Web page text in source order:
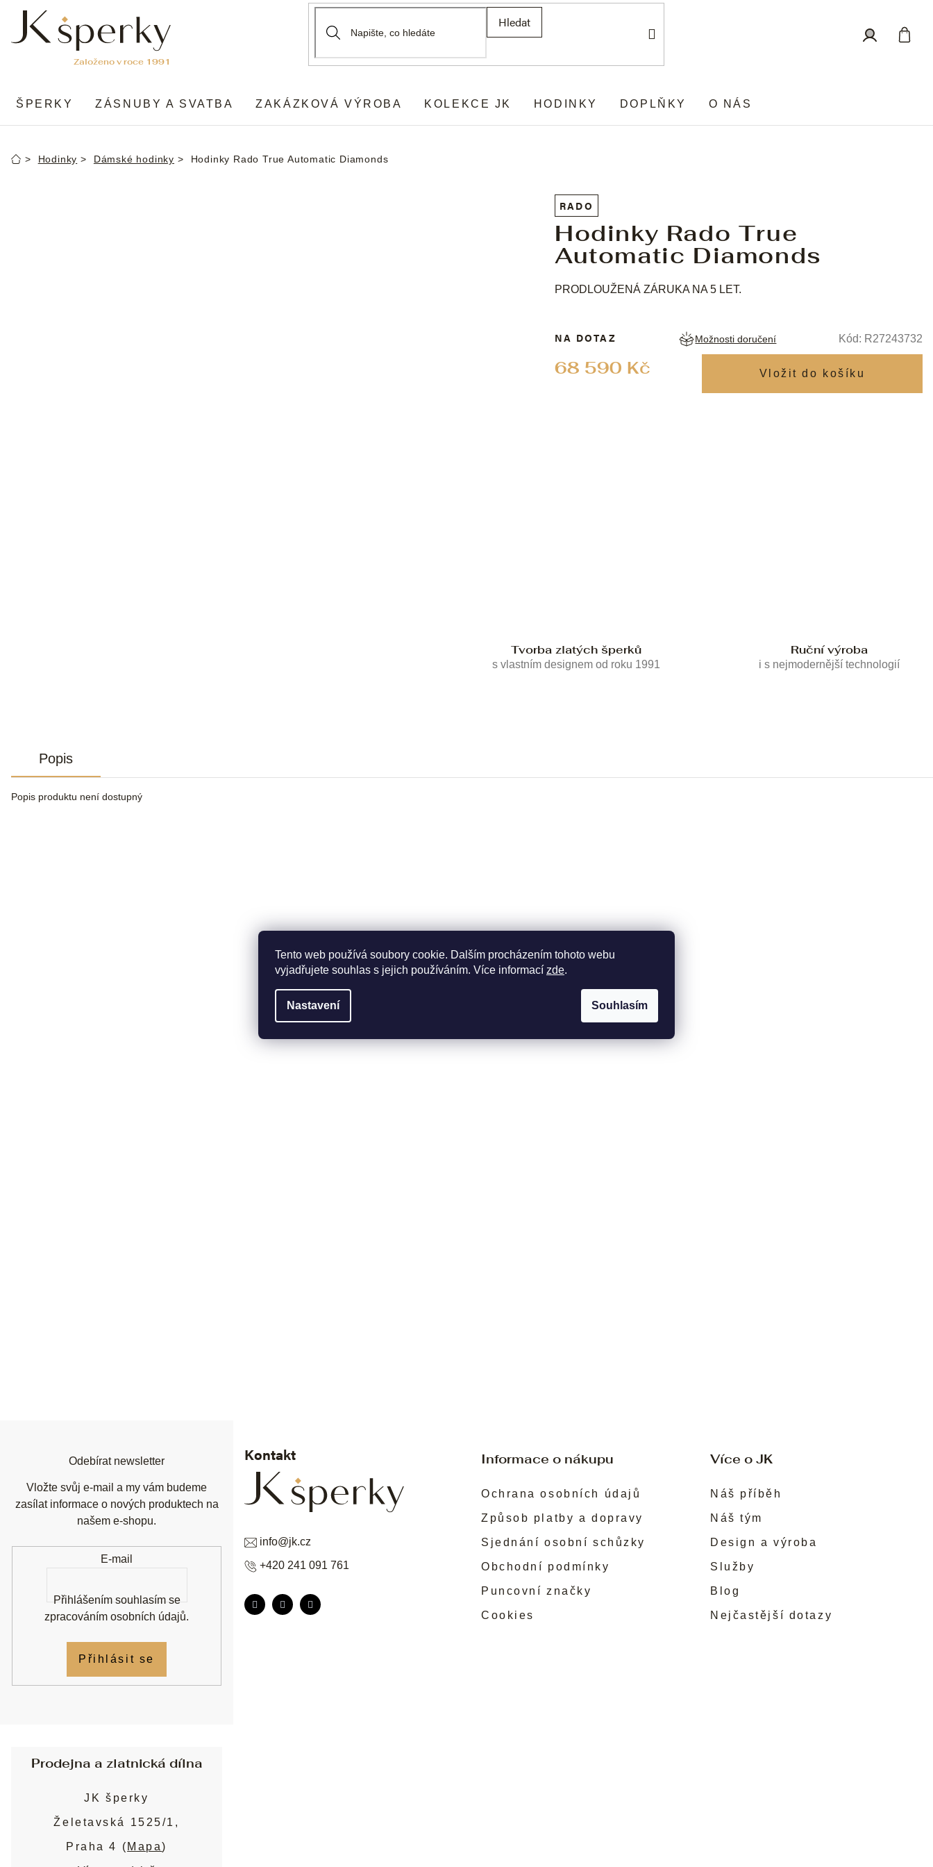
Tento web používá soubory cookie. Dalším procházením tohoto webu
vyjadřujete souhlas s jejich používáním. Více informací zde.
Nastavení Souhlasím
obsah
Hledat
ŠPERKY ZÁSNUBY A SVATBA ZAKÁZKOVÁ VÝROBA KOLEKCE JK HODINKY DOPLŇKY O NÁS
DomůHodinky Dámské hodinky Hodinky Rado True Automatic Diamonds
RADO
Hodinky Rado True
Automatic Diamonds
PRODLOUŽENÁ ZÁRUKA NA 5 LET.
68 590 Kč
NA DOTAZ Možnosti doručení Kód: R27243732
Tvorba zlatých šperků
s vlastním designem od roku 1991
Ruční výroba
i s nejmodernější technologií
Popis
Popis produktu není dostupný
Informace o nákupu
Ochrana osobních údajů
Způsob platby a dopravy
Sjednání osobní schůzky
Obchodní podmínky
Puncovní značky
Cookies
Více o JK
Náš příběh
Náš tým
Design a výroba
Služby
Blog
Nejčastější dotazy
Kontakt
info@jk.cz
+420 241 091 761
Odebírat newsletter
Vložte svůj e-mail a my vám budeme
zasílat informace o nových produktech na
našem e-shopu.
E-mail
Přihlášením souhlasím se
zpracováním osobních údajů.
Přihlásit se
Prodejna a zlatnická dílna
JK šperky
Želetavská 1525/1,
Praha 4 ( Mapa)